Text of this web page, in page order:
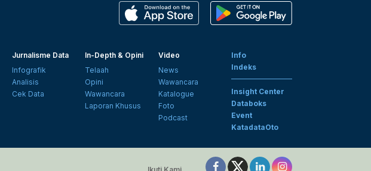
Jurnalisme Data
Infografik
Analisis
Cek Data
In-Depth & Opini
Telaah
Opini
Wawancara
Laporan Khusus
Video
News
Wawancara
Katalogue
Foto
Podcast
Info
Indeks
Insight Center
Databoks
Event
KatadataOto